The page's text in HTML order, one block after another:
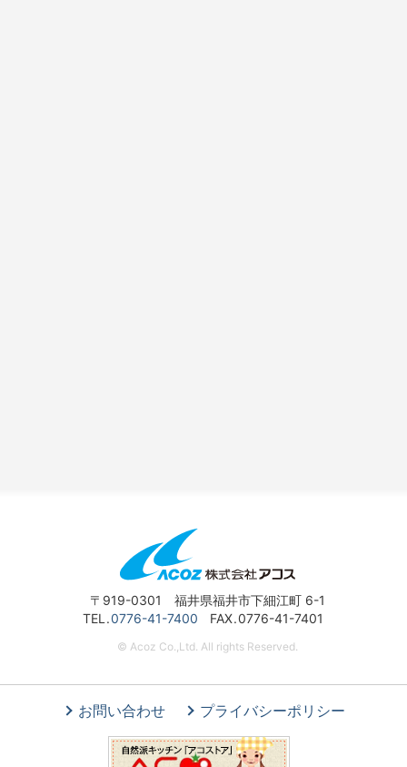
〒919-0301 福井県福井市下細江町 6-1
TEL 0776-41-7400 FAX 0776-41-7401
© Acoz Co.,Ltd. All rights Reserved.
お問い合わせ プライバシーポリシー